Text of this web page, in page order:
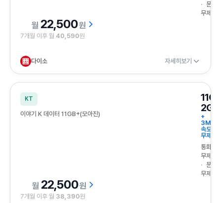
문자
무제한
22,500원
7개월 이후 월 40,590원
다이소 자세히보기
KT
이야기 K 데이터 11GB+(모아진)
2GB
+
속도
무제한
통화
무제한
문자
무제한
22,500원
7개월 이후 월 38,390원